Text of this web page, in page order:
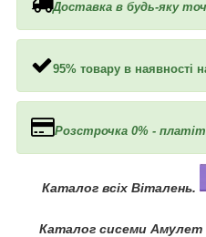
Доставка в будь-яку
95% товару в наявності
Розстрочка 0% -
Каталог всіх Віталень.
Каталог сисеми Амулет